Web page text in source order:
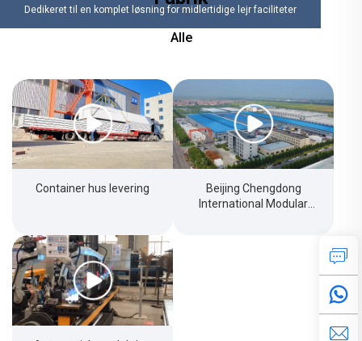
Dedikeret til en komplet løsning for midlertidige lejr faciliteter
Alle
Container hus levering
Beijing Chengdong
International Modular